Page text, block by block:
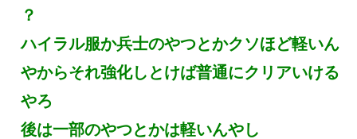
？
ハイラル服か兵士のやつとかクソほど軽いん
やからそれ強化しとけば普通にクリアいける
やろ
後は一部のやつとかは軽いんやし